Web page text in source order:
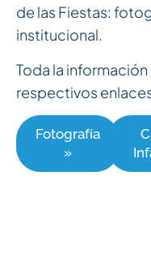
de las Fiestas:
institucional.
Toda la
respectivos
Fotografía
»